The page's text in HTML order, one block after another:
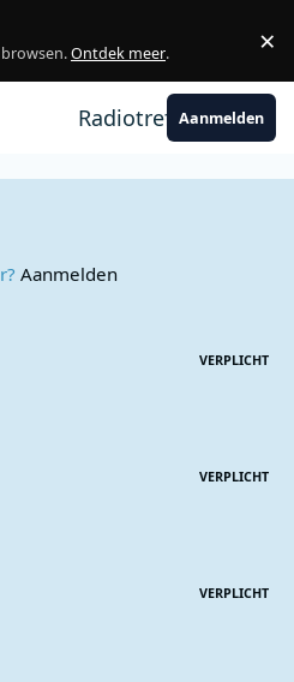
Ontdek meer. ×
RadiotrefpuntAanmelden
Aanmelden
VERPLICHT
VERPLICHT
VERPLICHT